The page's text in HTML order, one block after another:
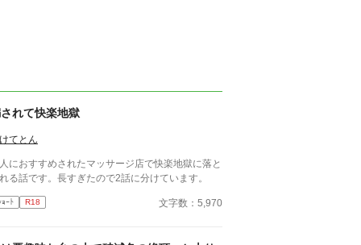
れて快楽地獄
てとん
におすすめされたマッサージ店で快楽地獄に落と
る話です。長すぎたので2話に分けています。
ｮｰﾄ R18 文字数：5,970